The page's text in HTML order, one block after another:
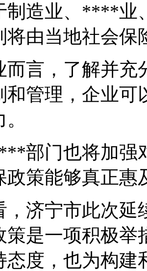
制造业、****业
将由当地社会保
而言，了解并充
和管理，企业可
部门也将加强
政策能够真正惠
，济宁市此次延
策是一项积极
态度，也为构